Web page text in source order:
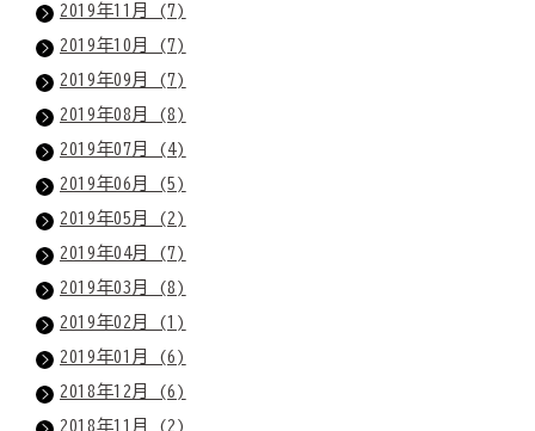
2019年11月 (7)
2019年10月 (7)
2019年09月 (7)
2019年08月 (8)
2019年07月 (4)
2019年06月 (5)
2019年05月 (2)
2019年04月 (7)
2019年03月 (8)
2019年02月 (1)
2019年01月 (6)
2018年12月 (6)
2018年11月 (2)